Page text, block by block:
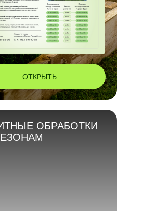
ОБРАБОТКИ
ОТКРЫТЬ